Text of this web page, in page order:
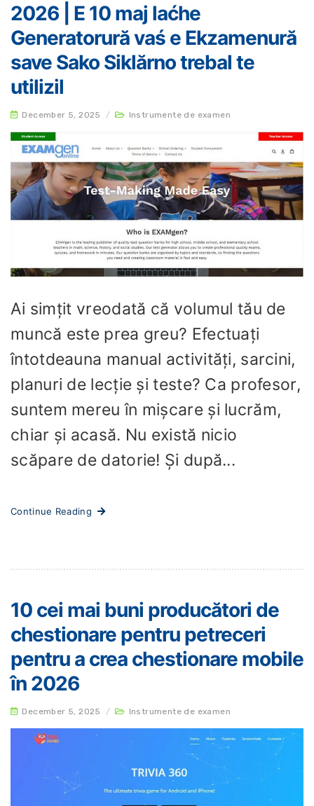
2026 | E 10 maj laćhe
Generatorură vaś e Ekzamenură
save Sako Siklărno trebal te
utilizil
December 5, 2025 / Instrumente de examen
Ai simțit vreodată că volumul tău de
muncă este prea greu? Efectuați
întotdeauna manual activități, sarcini,
planuri de lecție și teste? Ca profesor,
suntem mereu în mișcare și lucrăm,
chiar și acasă. Nu există nicio
scăpare de datorie! Și după...
Continue Reading
10 cei mai buni producători de
chestionare pentru petreceri
pentru a crea chestionare mobile
în 2026
December 5, 2025 / Instrumente de examen